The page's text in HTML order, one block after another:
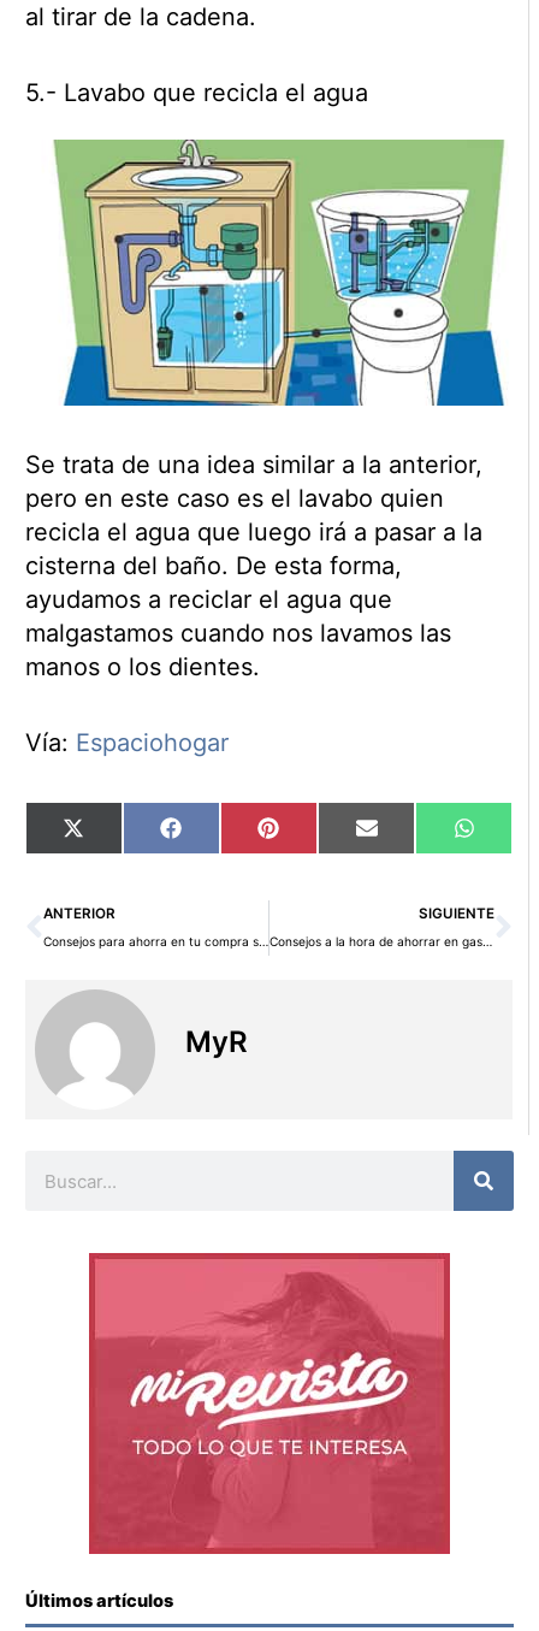
al tirar de la cadena.
5.- Lavabo que recicla el agua
Se trata de una idea similar a la anterior,
pero en este caso es el lavabo quien
recicla el agua que luego irá a pasar a la
cisterna del baño. De esta forma,
ayudamos a reciclar el agua que
malgastamos cuando nos lavamos las
manos o los dientes.
Vía: Espaciohogar
Compartir
en
X
(Twitter)
Compartir
en
Facebook Compartir
en
Pinterest Compartir
en
Email
en
Ant
ANTERIOR
Consejos para ahorra en tu compra semanal
SIGUIENTE
Consejos a la hora de ahorrar en gasolina
MyR
Últimos artículos